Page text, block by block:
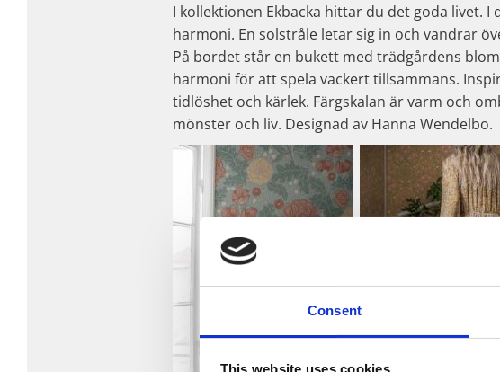
Consent
I kollektionen Ekbacka hittar du det goda livet.
harmoni. En solstråle letar sig in och vandrar
På bordet står en bukett med trädgårdens
harmoni för att spela vackert tillsammans.
tidlöshet och kärlek. Färgskalan är varm och
mönster och liv. Designad av Hanna Wendelbo.